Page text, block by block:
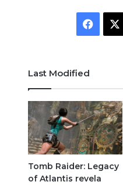
Last Modified
Tomb Raider: Legacy
of Atlantis revela